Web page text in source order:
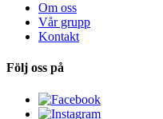
Om oss
Vår grupp
Kontakt
Följ oss på